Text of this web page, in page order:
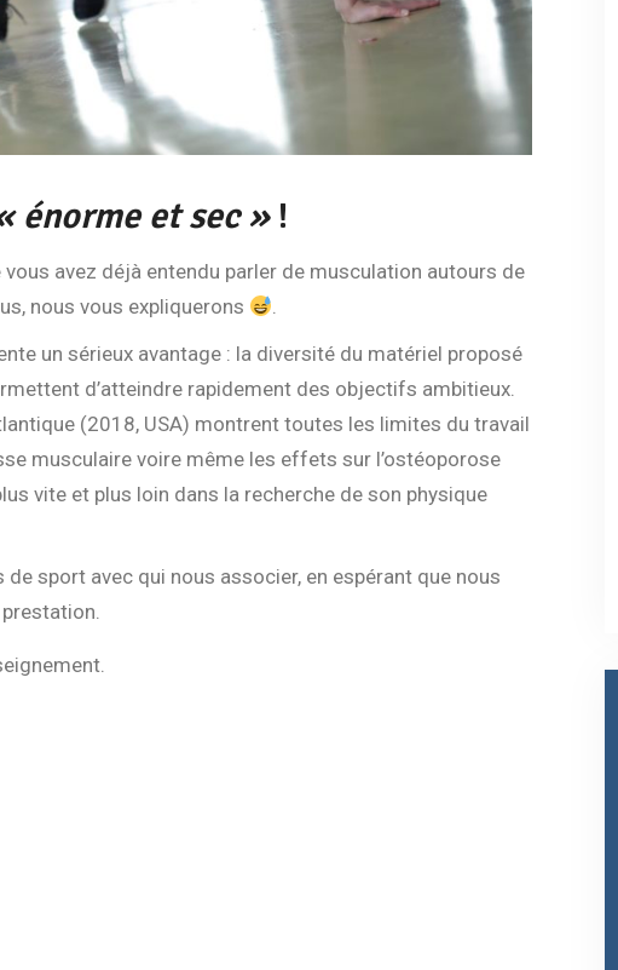
énorme et sec »!
avez déjà entendu parler de musculation autours de
nous vous expliquerons
.
un sérieux avantage : la diversité du matériel proposé
d’atteindre rapidement des objectifs ambitieux.
(2018, USA) montrent toutes les limites du travail
musculaire voire même les effets sur l’ostéoporose
vite et plus loin dans la recherche de son physique
sport avec qui nous associer, en espérant que nous